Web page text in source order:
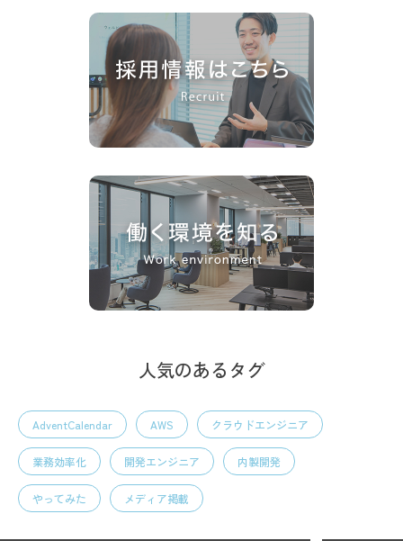
人気のあるタグ
AdventCalendar AWS クラウドエンジニア
業務効率化 開発エンジニア 内製開発
やってみた メディア掲載